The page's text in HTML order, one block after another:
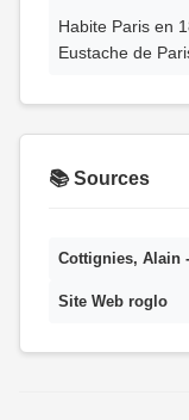
Habite Paris en
Eustache de
📚 Sources
Cottignies, Alain
Site Web roglo